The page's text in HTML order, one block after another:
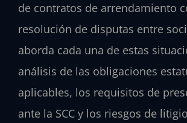
de contratos de arrendamiento
resolución de disputas entre
aborda cada una de estas
análisis de las obligaciones
aplicables, los requisitos de
ante la SCC y los riesgos de litigio